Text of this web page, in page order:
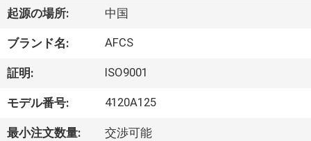
製
品
動
画
起源の場所: 中国
ブランド名: AFCS
証明: ISO9001
モデル番号: 4120A125
最小注文数量: 交渉可能